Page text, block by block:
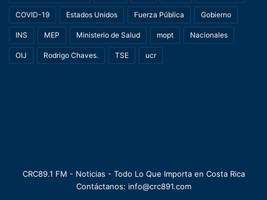
COVID-19 Estados Unidos Fuerza Pública Gobierno
INS MEP Ministerio de Salud mopt Nacionales
OIJ Rodrigo Chaves. TSE ucr
CRC89.1 FM - Noticias - Todo Lo Que Importa en Costa Rica
Contáctanos: info@crc891.com